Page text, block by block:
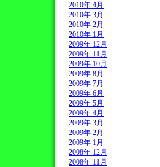
2010年 4月
2010年 3月
2010年 2月
2010年 1月
2009年 12月
2009年 11月
2009年 10月
2009年 8月
2009年 7月
2009年 6月
2009年 5月
2009年 4月
2009年 3月
2009年 2月
2009年 1月
2008年 12月
2008年 11月